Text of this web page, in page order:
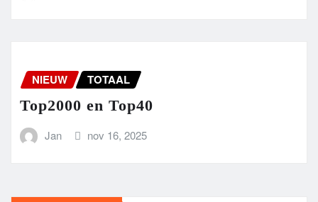
NIEUW TOTAAL
Top2000 en Top40
Jan nov 16, 2025